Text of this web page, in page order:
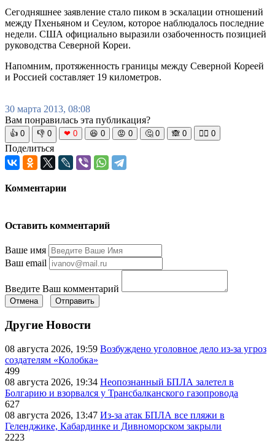
Сегодняшнее заявление стало пиком в эскалации отношений
между Пхеньяном и Сеулом, которое наблюдалось последние
недели. США официально выразили озабоченность позицией
руководства Северной Кореи.
Напомним, протяженность границы между Северной Кореей
и Россией составляет 19 километров.
30 марта 2013, 08:08
Вам понравилась эта публикация?
👍 0 👎 0 ❤ 0 😆 0 😡 0 🤔 0 🙈 0 🧘‍♀️ 0
Поделиться
Комментарии
Оставить комментарий
Ваше имя
Ваш email
Введите Ваш комментарий
Отмена Отправить
Другие Новости
08 августа 2026, 19:59 Возбуждено уголовное дело из-за угроз
создателям «Колобка»
499
08 августа 2026, 19:34 Неопознанный БПЛА залетел в
Болгарию и взорвался у Трансбалканского газопровода
627
08 августа 2026, 13:47 Из-за атак БПЛА все пляжи в
Геленджике, Кабардинке и Дивноморском закрыли
2223